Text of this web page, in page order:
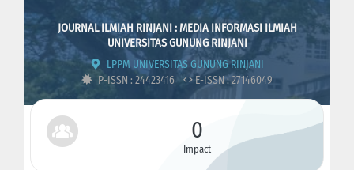
JOURNAL ILMIAH RINJANI : MEDIA INFORMASI ILMIAH
UNIVERSITAS GUNUNG RINJANI
LPPM UNIVERSITAS GUNUNG RINJANI
P-ISSN : 24423416
E-ISSN : 27146049
0
Impact